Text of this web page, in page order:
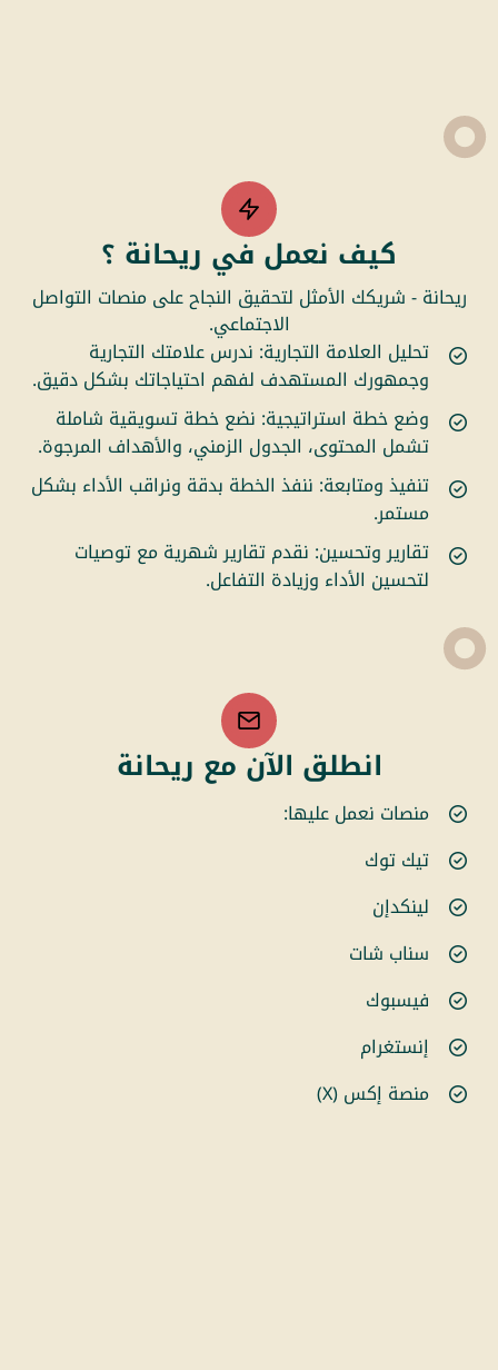
كيف نعمل في ريحانة ؟
ريحانة - شريكك الأمثل لتحقيق النجاح على منصات التواصل
الاجتماعي.
تحليل العلامة التجارية: ندرس علامتك التجارية
وجمهورك المستهدف لفهم احتياجاتك بشكل دقيق.
وضع خطة استراتيجية: نضع خطة تسويقية شاملة
تشمل المحتوى، الجدول الزمني، والأهداف المرجوة.
تنفيذ ومتابعة: ننفذ الخطة بدقة ونراقب الأداء بشكل
مستمر.
تقارير وتحسين: نقدم تقارير شهرية مع توصيات
لتحسين الأداء وزيادة التفاعل.
انطلق الآن مع ريحانة
منصات نعمل عليها:
تيك توك
لينكدإن
سناب شات
فيسبوك
إنستغرام
منصة إكس (X)